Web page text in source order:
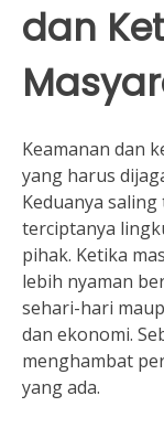
dan
Keamanan dan
yang harus
Keduanya
terciptanya
pihak. Ketika
lebih nyaman
sehari-hari
dan ekonomi.
menghambat
yang ada.